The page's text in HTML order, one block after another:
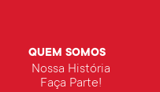
QUEM SOMOS
Nossa História
Faça Parte!